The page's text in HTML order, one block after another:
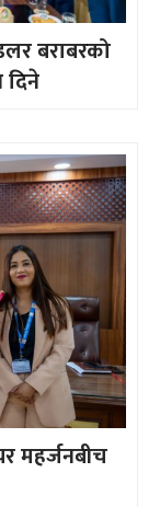
बराबरको
महर्जनबीच